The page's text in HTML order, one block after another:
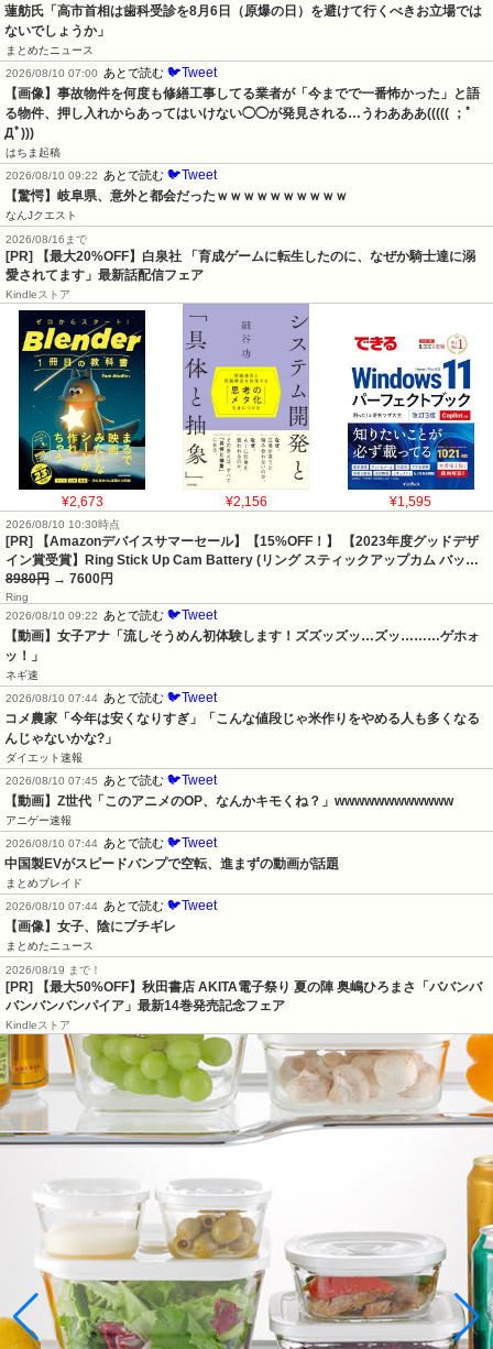
蓮舫氏「高市首相は歯科受診を8月6日（原爆の日）を避けて行くべきお立場では
ないでしょうか」
まとめたニュース
2026/08/10 07:00
あとで読む 🐦Tweet
【画像】事故物件を何度も修繕工事してる業者が「今までで一番怖かった」と語
る物件、押し入れからあってはいけない◯◯が発見される…うわあああ((((( ；ﾟ
Дﾟ)))
はちま起稿
2026/08/10 09:22
あとで読む 🐦Tweet
【驚愕】岐阜県、意外と都会だったｗｗｗｗｗｗｗｗｗｗ
なんJクエスト
2026/08/16まで
[PR] 【最大20%OFF】白泉社 「育成ゲームに転生したのに、なぜか騎士達に溺
愛されてます」最新話配信フェア
Kindleストア
¥2,673 ¥2,156 ¥1,595
2026/08/10 10:30時点
[PR] 【Amazonデバイスサマーセール】【15%OFF！】 【2023年度グッドデザ
イン賞受賞】Ring Stick Up Cam Battery (リング スティックアップカム バッ…
8980円 → 7600円
Ring
2026/08/10 09:22
あとで読む 🐦Tweet
【動画】女子アナ「流しそうめん初体験します！ズズッズッ…ズッ………ゲホォ
ッ！」
ネギ速
2026/08/10 07:44 あとで読む 🐦Tweet
コメ農家「今年は安くなりすぎ」「こんな値段じゃ米作りをやめる人も多くなる
んじゃないかな?」
ダイエット速報
2026/08/10 07:45
あとで読む 🐦Tweet
【動画】Z世代「このアニメのOP、なんかキモくね？」wwwwwwwwwwww
アニゲー速報
2026/08/10 07:44 あとで読む 🐦Tweet
中国製EVがスピードバンプで空転、進まずの動画が話題
まとめブレイド
2026/08/10 07:44 あとで読む 🐦Tweet
【画像】女子、陰にブチギレ
まとめたニュース
2026/08/19 まで！
[PR] 【最大50%OFF】秋田書店 AKITA電子祭り 夏の陣 奥嶋ひろまさ「ババンバ
バンバンバンパイア」最新14巻発売記念フェア
Kindleストア